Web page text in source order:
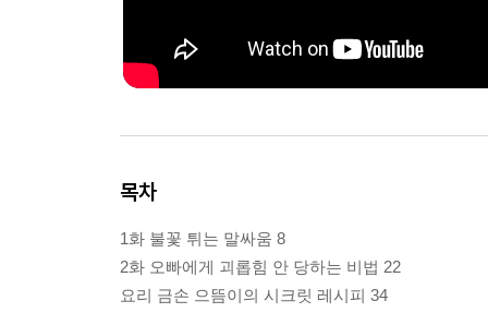
목차
1화 불꽃 튀는 말싸움 8
2화 오빠에게 괴롭힘 안 당하는 비법 22
요리 금손 으뜸이의 시크릿 레시피 34